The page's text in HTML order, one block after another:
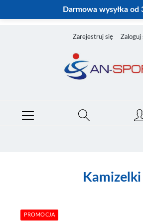
Darmowa wysyłka od
Zarejestruj się Zaloguj
Kamizelki
PROMOCJA